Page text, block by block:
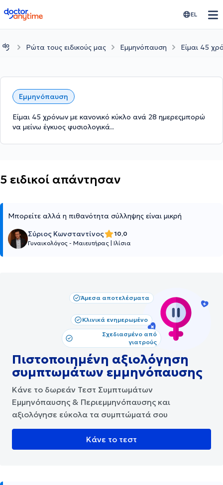
doctoranytime EL
Ρώτα τους ειδικούς μας Εμμηνόπαυση Είμαι 45
Εμμηνόπαυση
Είμαι 45 χρόνων με κανονικό κύκλο ανά 28 ημερεςμπορώ
να μείνω έγκυος φυσιολογικά..
5 ειδικοί απάντησαν
Μπορείτε αλλά η πιθανότητα σύλληψης είναι μικρή
Σύριος Κωνσταντίνος
10,0
Γυναικολόγος - Μαιευτήρας Ιλίσια
Άμεσα αποτελέσματα
Κλινικά ενημερωμένο
Σχεδιασμένο από
γιατρούς
Πιστοποιημένη αξιολόγηση
συμπτωμάτων εμμηνόπαυσης
Κάνε το δωρεάν Τεστ Συμπτωμάτων
Εμμηνόπαυσης & Περιεμμηνόπαυσης και
αξιολόγησε εύκολα τα συμπτώματά σου
Κάνε το τεστ